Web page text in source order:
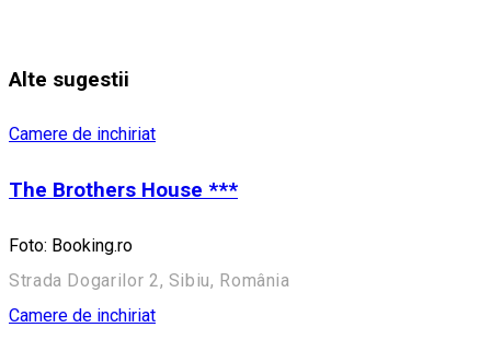
Alte sugestii
Camere de inchiriat
The Brothers House ***
Foto: Booking.ro
Strada Dogarilor 2, Sibiu, România
Camere de inchiriat